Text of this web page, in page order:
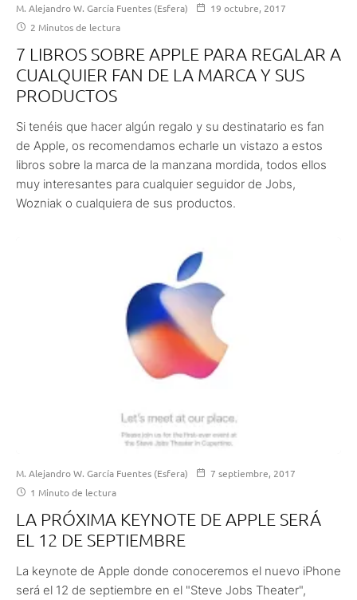
M. Alejandro W. García Fuentes (Esfera)
19 octubre, 2017
2 Minutos de lectura
7 LIBROS SOBRE APPLE PARA REGALAR A
CUALQUIER FAN DE LA MARCA Y SUS
PRODUCTOS
Si tenéis que hacer algún regalo y su destinatario es fan
de Apple, os recomendamos echarle un vistazo a estos
libros sobre la marca de la manzana mordida, todos ellos
muy interesantes para cualquier seguidor de Jobs,
Wozniak o cualquiera de sus productos.
M. Alejandro W. García Fuentes (Esfera)
7 septiembre, 2017
1 Minuto de lectura
LA PRÓXIMA KEYNOTE DE APPLE SERÁ
EL 12 DE SEPTIEMBRE
La keynote de Apple donde conoceremos el nuevo iPhone
será el 12 de septiembre en el "Steve Jobs Theater",